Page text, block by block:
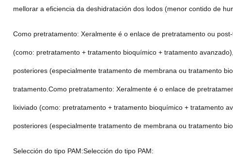
mellorar a eficiencia da deshidratación dos lodos (menor contido de
Como pretratamento: Xeralmente é o enlace de pretratamento ou
(como: pretratamento + tratamento bioquímico + tratamento
posteriores (especialmente tratamento de membrana ou tratamento
tratamento.Como pretratamento: Xeralmente é o enlace de
lixiviado (como: pretratamento + tratamento bioquímico + tratamento
posteriores (especialmente tratamento de membrana ou tratamento
Selección do tipo PAM:Selección do tipo PAM: